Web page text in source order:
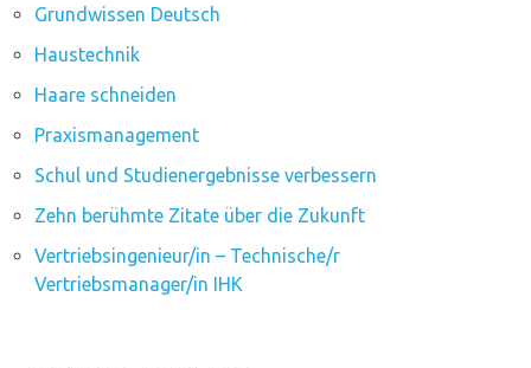
Grundwissen Deutsch
Haustechnik
Haare schneiden
Praxismanagement
Schul und Studienergebnisse verbessern
Zehn berühmte Zitate über die Zukunft
Vertriebsingenieur/in – Technische/r
Vertriebsmanager/in IHK